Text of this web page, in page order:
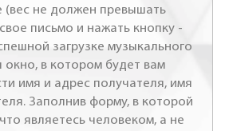
(вес не должен превышать
письмо и нажать кнопку -
загрузке музыкального
окно, в котором будет вам
имя и адрес получателя, имя
Заполнив форму, в которой
являетесь человеком, а не